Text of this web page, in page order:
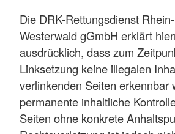
Die DRK-Rettungsdienst
Westerwald gGmbH erklärt
ausdrücklich, dass zum
Linksetzung keine illegalen
verlinkenden Seiten erkennbar
permanente inhaltliche
Seiten ohne konkrete